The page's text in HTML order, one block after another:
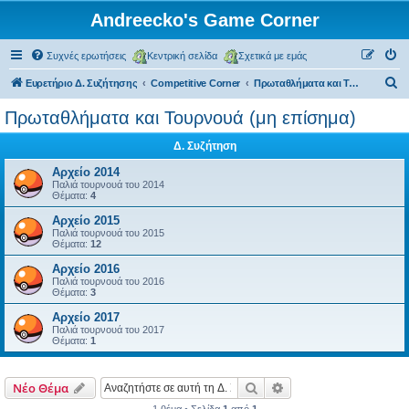
Andreecko's Game Corner
Συχνές ερωτήσεις Κεντρική σελίδα Σχετικά με εμάς
Ευρετήριο Δ. Συζήτησης Competitive Corner Πρωταθλήματα και Τουρνουά (μη επίσημα)
η
Πρωταθλήματα και Τουρνουά (μη επίσημα)
Δ. Συζήτηση
Αρχείο 2014
Παλιά τουρνουά του 2014
Θέματα: 4
Αρχείο 2015
Παλιά τουρνουά του 2015
Θέματα: 12
Αρχείο 2016
Παλιά τουρνουά του 2016
Θέματα: 3
Αρχείο 2017
Παλιά τουρνουά του 2017
Θέματα: 1
Νέο Θέμα Αναζήτηση